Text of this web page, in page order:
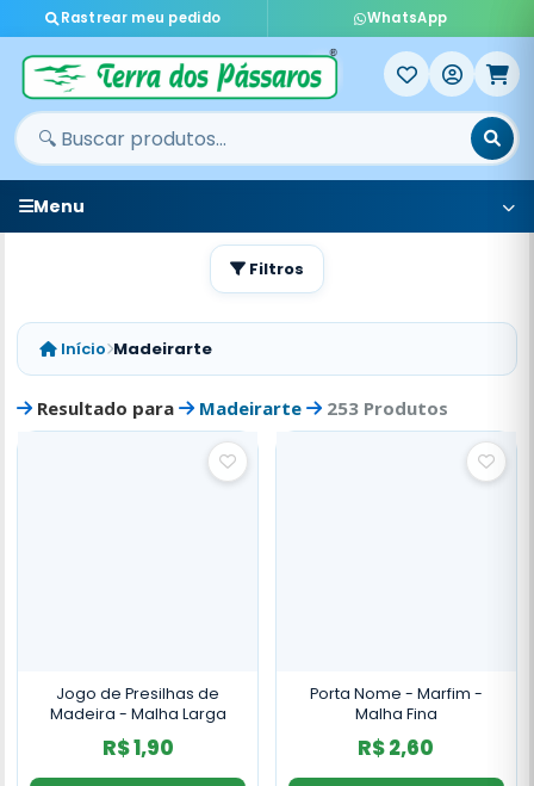
Rastrear meu pedido WhatsApp
Menu
Filtros
Início Madeirarte
Resultado para Madeirarte 253 Produtos
Jogo de Presilhas de
Madeira - Malha Larga
R$ 1,90
Porta Nome - Marfim -
Malha Fina
R$ 2,60